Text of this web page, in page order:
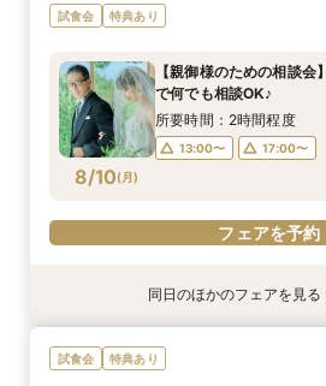
8/9(日)
≪ペットと一緒の結婚式
上質邸宅を貸切＊黒毛和
9:00〜
12:00〜
14:00〜
17:00〜
8/9(日)
≪ペットと一緒の結婚式
上質邸宅を貸切＊黒毛和
9:00〜
12:00〜
14:00〜
17:00〜
8/9(日)
タイパ重視◎【スマホ＆
ン案内&見積り相談
11:00〜 16:00〜
8/9(日)
【少人数で森の邸宅を貸
るNEW会場×美食で家族
9:00〜
12:00〜
14:00〜
17:00〜
8/9(日)
【熊本初★ミキハウス認
場】安心の6大優待＆美
所要時間：3時間程度
14:00〜
17:00〜
8/9(日)
残2*先着5組様限定《
き》熊本の自然感じる森
所要時間：3時間程度
14:00〜
17:00〜
8/9(日)
＼予算重視で賢く叶う
お得！最大195万円優待★
所要時間：3時間程度
14:00〜
17:00〜
試食会 特典あり
8/10(月)
【親御様のための相談会
で何でも相談OK♪
所要時間：2時間程度
13:00〜 17:00〜
フェアを予約
衣装試着 特典あり
【熊本初★ミキハウス認
場】安心の6大優待＆美
タイパ重視◎【スマホ＆
ン案内&見積り相談
衣装試着 特典あり
【少人数で森の邸宅を貸
るNEW会場×美食で家族
衣装試着 特典あり
【1軒目･初見学にオスス
ス無料試食付★1stステッ
衣装試着 特典あり
【平日BIG★料理重視の
料試食×AMフェア参加
同日のほかのフェアを見る
試食会 特典あり